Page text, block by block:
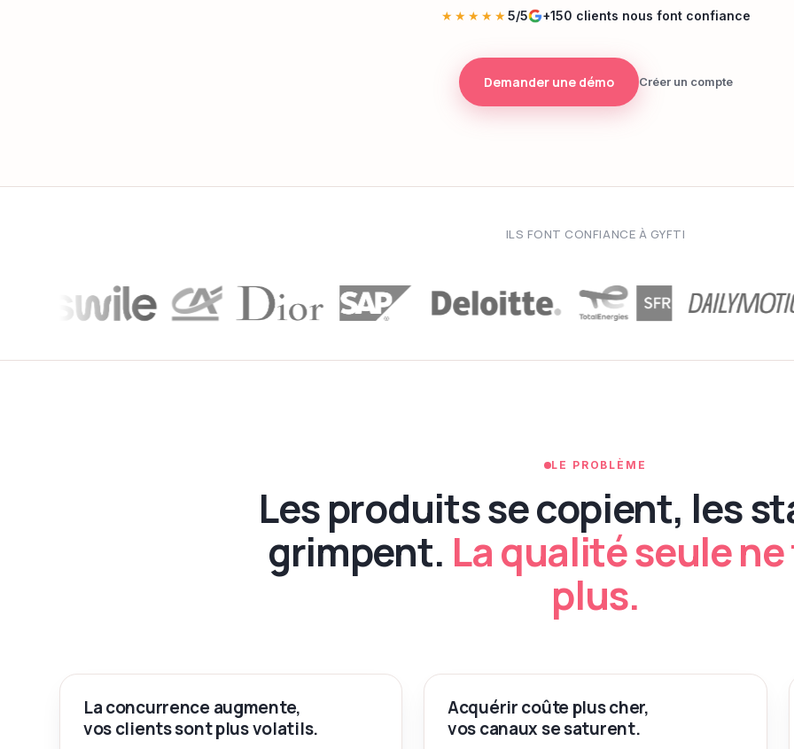
★★★★★5/5 +150 clients nous font confiance
Demander une démo Créer un compte
ILS FONT CONFIANCE À GYFTI
LE PROBLÈME
Les produits se copient, les
grimpent. La qualité seule
plus.
La concurrence augmente,
vos clients sont plus volatils.
Acquérir coûte plus cher,
vos canaux se saturent.